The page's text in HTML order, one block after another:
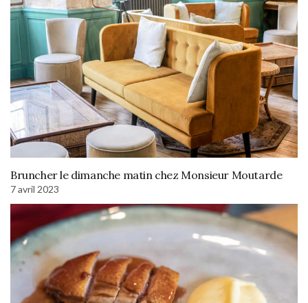
Bruncher le dimanche matin chez Monsieur Moutarde
7 avril 2023